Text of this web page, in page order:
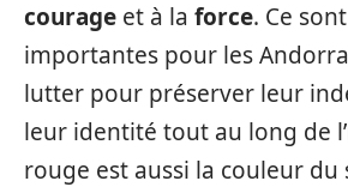
courage et à la force. Ce
importantes pour les
lutter pour préserver leur
leur identité tout au long de
rouge est aussi la couleur du